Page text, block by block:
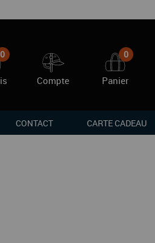
0
Compte
0
Panier
CONTACT CARTE CADEAU